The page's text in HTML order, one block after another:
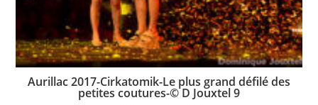
Aurillac 2017-Cirkatomik-Le plus grand défilé des
petites coutures-© D Jouxtel 9